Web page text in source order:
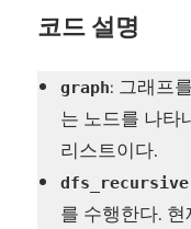
코드 설명
graph: 그래프
는 노드를 나타
리스트이다.
dfs_recursive
를 수행한다.